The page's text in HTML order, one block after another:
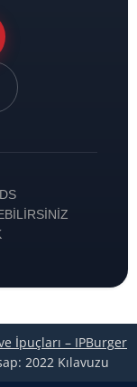
İpuçları – IPBurger
2022 Kılavuzu